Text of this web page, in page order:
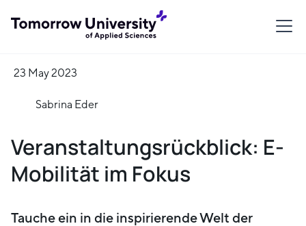
23 May 2023
Sabrina Eder
Veranstaltungsrückblick: E-
Mobilität im Fokus
Tauche ein in die inspirierende Welt der